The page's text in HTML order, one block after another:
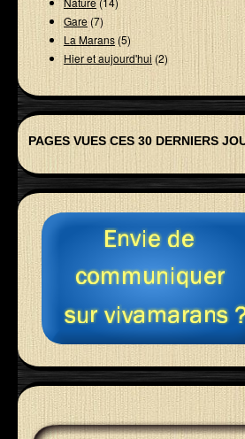
Gare (7)
La Marans(5)
Hier et aujourd'hui (2)
PAGES VUES CES 30 DERNIERS